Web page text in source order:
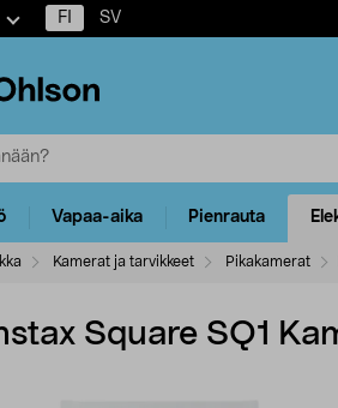
FI SV
Vapaa-aika Pienrauta
Kamerat ja tarvikkeet Pikakamerat
Square SQ1